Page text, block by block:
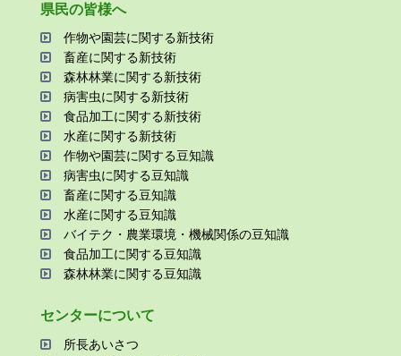
県⺠の皆様へ
作物や園芸に関する新技術
畜産に関する新技術
森林林業に関する新技術
病害⾍に関する新技術
⾷品加⼯に関する新技術
⽔産に関する新技術
作物や園芸に関する⾖知識
病害⾍に関する⾖知識
畜産に関する⾖知識
⽔産に関する⾖知識
バイテク・農業環境・機械関係の⾖知識
⾷品加⼯に関する⾖知識
森林林業に関する⾖知識
センターについて
所⻑あいさつ